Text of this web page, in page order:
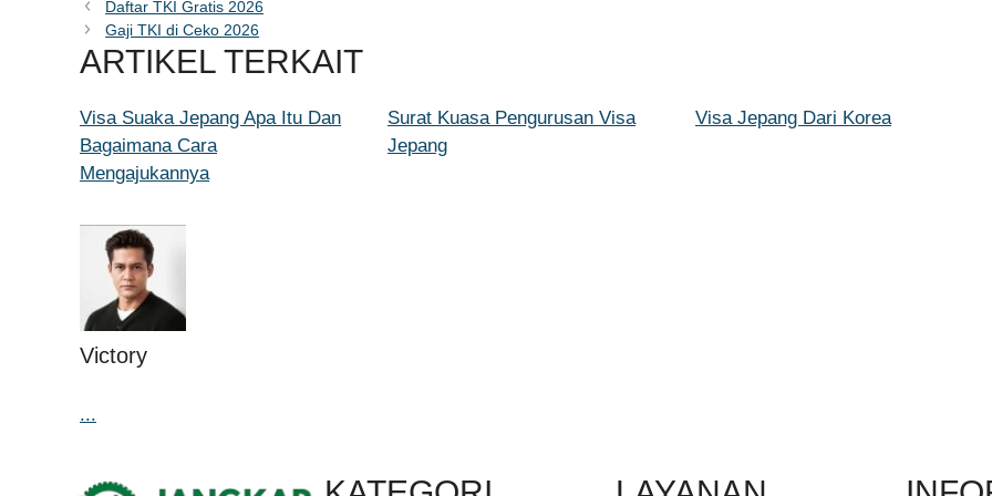
Daftar TKI Gratis 2026
Gaji TKI di Ceko 2026
ARTIKEL TERKAIT
Visa Suaka Jepang Apa Itu Dan
Bagaimana Cara
Mengajukannya
Surat Kuasa Pengurusan Visa
Jepang
Visa Jepang Dari Korea
Victory
...